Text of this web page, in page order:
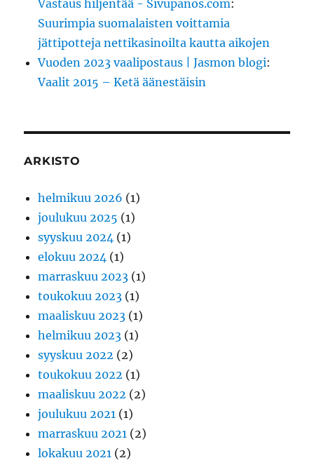
Vastaus hiljentää - Sivupanos.com:
Suurimpia suomalaisten voittamia
jättipotteja nettikasinoilta kautta aikojen
Vuoden 2023 vaalipostaus | Jasmon blogi:
Vaalit 2015 – Ketä äänestäisin
ARKISTO
helmikuu 2026 (1)
joulukuu 2025 (1)
syyskuu 2024 (1)
elokuu 2024 (1)
marraskuu 2023 (1)
toukokuu 2023 (1)
maaliskuu 2023 (1)
helmikuu 2023 (1)
syyskuu 2022 (2)
toukokuu 2022 (1)
maaliskuu 2022 (2)
joulukuu 2021 (1)
marraskuu 2021 (2)
lokakuu 2021 (2)